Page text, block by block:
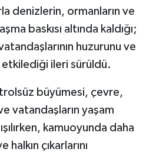
denizlerin, ormanların ve
baskısı altında kaldığı;
huzurunu ve
etkilediği ileri sürüldü.
büyümesi, çevre,
vatandaşların yaşam
kamuoyunda daha
çıkarlarını